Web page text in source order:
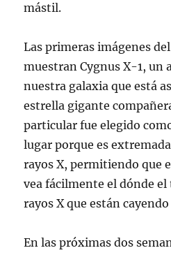
mástil.
Las primeras imágenes
muestran Cygnus X-1, un
nuestra galaxia que está
estrella gigante
particular fue elegido
lugar porque es
rayos X, permitiendo que
vea fácilmente el dónde
rayos X que están
En las próximas dos